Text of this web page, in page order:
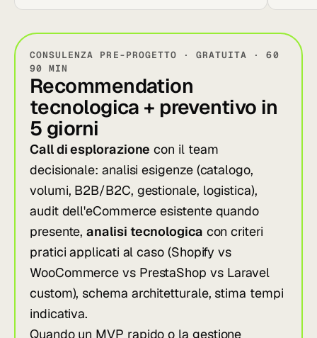
CONSULENZA PRE-PROGETTO · GRATUITA · 60
90 MIN
Recommendation
tecnologica + preventivo in
5 giorni
Call di esplorazione con il team
decisionale: analisi esigenze (catalogo,
volumi, B2B/B2C, gestionale, logistica),
audit dell'eCommerce esistente quando
presente,analisi tecnologica con criteri
pratici applicati al caso (Shopify vs
WooCommerce vs PrestaShop vs Laravel
custom), schema architetturale, stima tempi
indicativa.
Quando un MVP rapido o la gestione